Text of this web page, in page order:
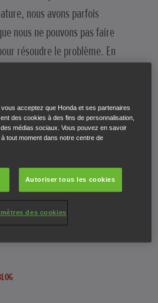
nous avons parfois
nous ne pouvons pas faire
résoudre le problème. En
à votre espace extérieur
de la vie
région.
sur la manière d'accueillir les
dans votre jardin, ainsi que
utiliser vos outils de jardinage
acceptez que Honda et ses partenaires
des cookies à des fins de personnalisation,
médias sociaux. Vous pouvez en savoir
tout moment dans notre centre de
Autoriser tous les cookies
des cookies